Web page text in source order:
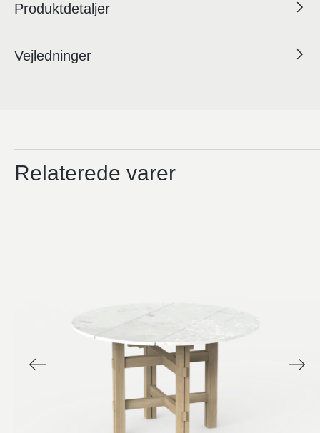
Produktdetaljer
Vejledninger
Relaterede varer